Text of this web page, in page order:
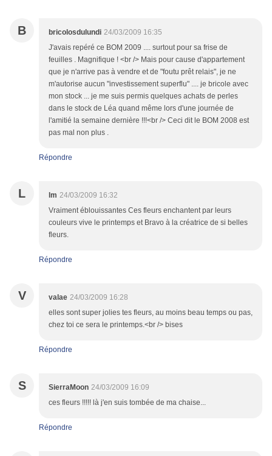
B bricolosdulundi 24/03/2009 16:35
J'avais repéré ce BOM 2009 .... surtout pour sa frise de
feuilles . Magnifique ! <br /> Mais pour cause d'appartement
que je n'arrive pas à vendre et de "foutu prêt relais", je ne
m'autorise aucun "investissement superflu" .... je bricole avec
mon stock ... je me suis permis quelques achats de perles
dans le stock de Léa quand même lors d'une journée de
l'amitié la semaine dernière !!!<br /> Ceci dit le BOM 2008 est
pas mal non plus .
Répondre
L lm 24/03/2009 16:32
Vraiment éblouissantes Ces fleurs enchantent par leurs
couleurs vive le printemps et Bravo à la créatrice de si belles
fleurs.
Répondre
V valae 24/03/2009 16:28
elles sont super jolies tes fleurs, au moins beau temps ou pas,
chez toi ce sera le printemps.<br /> bises
Répondre
S SierraMoon 24/03/2009 16:09
ces fleurs !!!!! là j'en suis tombée de ma chaise...
Répondre